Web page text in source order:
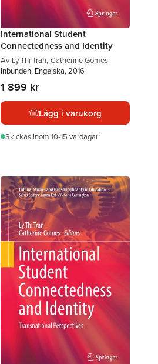
International Student
Connectedness and Identity
Av Ly Thi Tran, Catherine Gomes
Inbunden, Engelska, 2016
1 899 kr
Lägg i varukorg
Skickas inom 10-15 vardagar